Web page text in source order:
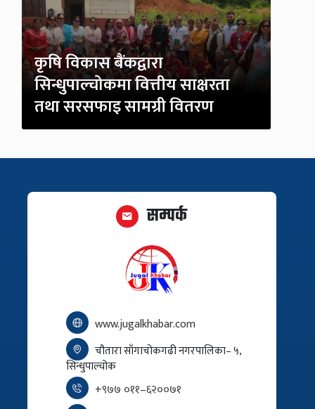
कृषि विकास बैंकद्वारा
सिन्धुपाल्चोकमा वित्तीय साक्षरता
तथा सरसफाइ सामग्री वितरण
सम्पर्क
www.jugalkhabar.com
चौतारा साँगाचोकगढी नगरपालिका– ५,
सिन्धुपाल्चोक
+९७७ ०११–६२००७१